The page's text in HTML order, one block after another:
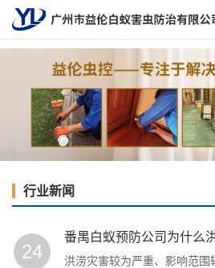
行业新闻
24
番禺白蚁预防公司为什么
洪涝灾害较为严重、影响范